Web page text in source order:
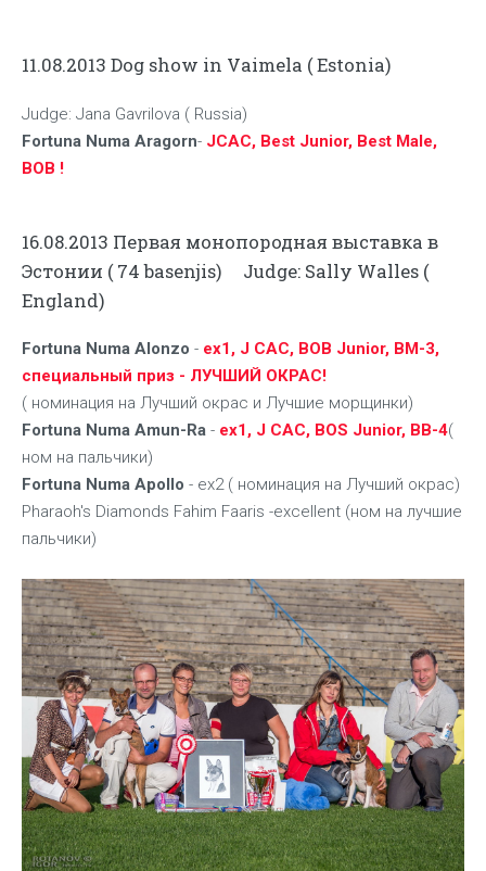
11.08.2013 Dog show in Vaimela ( Estonia)
Judge: Jana Gavrilova ( Russia)
Fortuna Numa Aragorn- JCAC, Best Junior, Best Male,
BOB !
16.08.2013 Первая монопородная выставка в
Эстонии ( 74 basenjis) Judge: Sally Walles (
England)
Fortuna Numa Alonzo - ex1 , J CAC, BOB Junior, BM-3,
специальный приз - ЛУЧШИЙ ОКРАС!
( номинация на Лучший окрас и Лучшие морщинки)
Fortuna Numa Amun-Ra - ex1 , J CAC, BOS Junior, BB-4(
ном на пальчики)
Fortuna Numa Apollo - ex2 ( номинация на Лучший окрас)
Pharaoh's Diamonds Fahim Faaris -excellent (ном на лучшие
пальчики)